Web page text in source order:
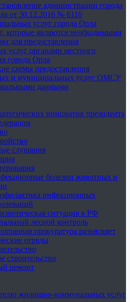
администрации города
от 30.12.2016 № 6116
услуг города Орла
которые являются необходимыми
для предоставления
услуг органами местного
города Орла
схемы предоставления
и муниципальных услуг ОМСУ
данными
инициатив президента
слушания
болезни животных и
инфекционных
ситуация в РФ
лесной контроль
прокуратура разъясняет
отряды
строительство
ремонт
жилищно-коммунальных услуг